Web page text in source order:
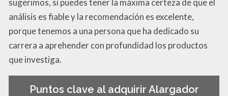
análisis es fiable y la recomendación es excelente,
porque tenemos a una persona que ha dedicado su
carrera a aprehender con profundidad los productos
que investiga.
Puntos clave al adquirir Alargador